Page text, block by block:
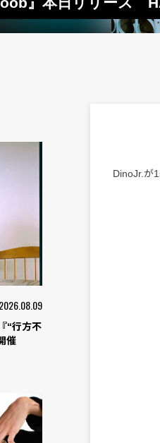
2026.08.09
“行方不
催
DinoJr.が